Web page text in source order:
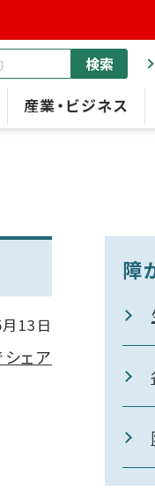
産業・ビジネス
検索
13日
障